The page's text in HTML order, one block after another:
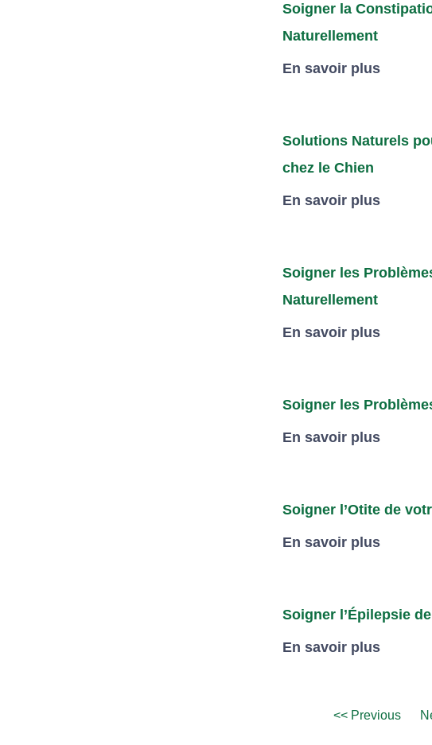
Soigner la
Naturellement
En savoir plus
Solutions Naturels
chez le Chien
En savoir plus
Soigner les
Naturellement
En savoir plus
Soigner les
En savoir plus
Soigner l’Otite de
En savoir plus
Soigner l’Épilepsie
En savoir plus
<< Previous